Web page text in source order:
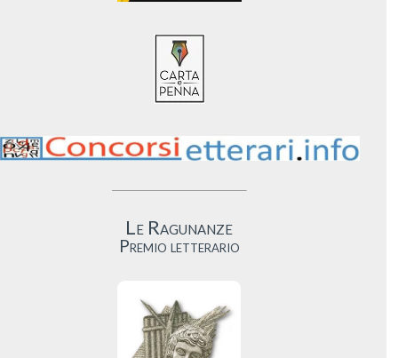
Le Ragunanze
Premio letterario